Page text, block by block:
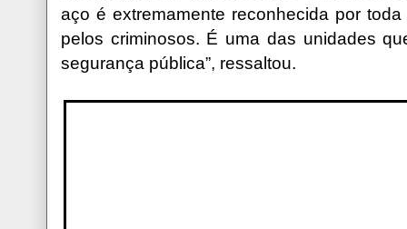
aço é extremamente reconhecida por
pelos criminosos. É uma das unidades
segurança pública”, ressaltou.